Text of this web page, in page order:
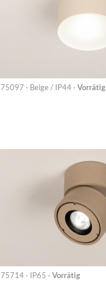
75097 · Beige / IP44 · Vorrätig
75714 · IP65 · Vorrätig